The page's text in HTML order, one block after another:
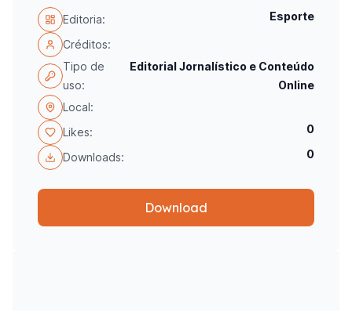
Editoria: Esporte
Créditos:
Tipo de
uso:
Editorial Jornalístico e Conteúdo
Online
Local:
Likes:
0
Downloads: 0
Download